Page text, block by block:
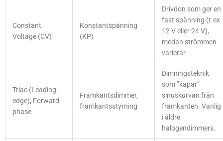
Constant
Voltage (CV)
Konstantspänning
(KP)
Drivdon som ger en
fast spänning (t.ex.
12 V eller 24 V),
medan strömmen
varierar.
Triac (Leading-
edge), Forward-
phase
Framkantsdimmer,
framkantsstyrning
Dimningsteknik
som ”kapar”
sinuskurvan från
framkanten. Vanlig
i äldre
halogendimmers.